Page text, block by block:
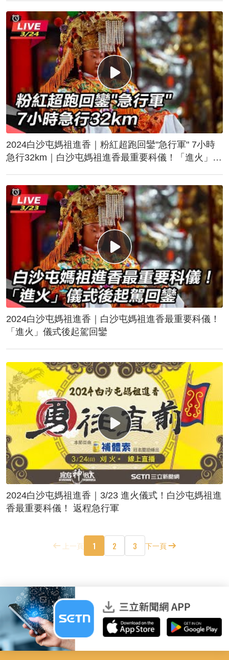
2024白沙屯媽祖進香｜粉紅超跑回鑾"急行軍" 7小時
急行32km｜白沙屯媽祖進香最重要科儀！「進火」儀
2024白沙屯媽祖進香｜白沙屯媽祖進香最重要科儀！
「進火」儀式後起駕回鑾
2024白沙屯媽祖進香｜3/23 進火儀式！白沙屯媽祖進
香最重要科儀！ 返程急行軍
上一頁 1 2 3 下一頁